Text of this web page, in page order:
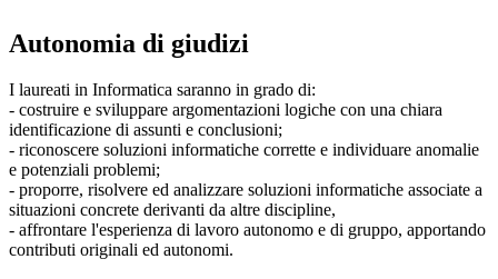
Autonomia di giudizi
I laureati in Informatica saranno in grado di:
- costruire e sviluppare argomentazioni logiche con una chiara
identificazione di assunti e conclusioni;
- riconoscere soluzioni informatiche corrette e individuare anomalie
e potenziali problemi;
- proporre, risolvere ed analizzare soluzioni informatiche associate a
situazioni concrete derivanti da altre discipline,
- affrontare l'esperienza di lavoro autonomo e di gruppo, apportando
contributi originali ed autonomi.